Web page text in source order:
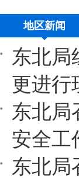
地区新闻
东北局
更进行
东北局
安全工
东北局
导